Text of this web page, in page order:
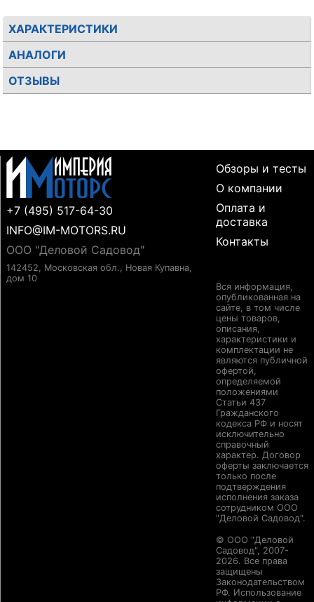
ХАРАКТЕРИСТИКИ
АНАЛОГИ
ОТЗЫВЫ
+7 (495) 517-64-30
INFO@IM-MOTORS.RU
ООО "Деловой Садовод"
142452, Московская обл., Новая Купавна,
дом 10
Обзоры и тесты
О компании
Оплата и
доставка
Контакты
Вся информация,
опубликованная на
сайте, в том числе
цены товаров,
описания,
характеристики и
комплектации не
являются публичной
офертой,
определяемой
положениями
Статьи 437
Гражданского
кодекса РФ и носят
исключительно
справочный
характер. Договор
оферты заключается
только после
подтверждения
исполнения заказа
сотрудником ООО
"Деловой Садовод".
© ООО "Деловой
Садовод", 2007-
2026. Все права
защищены
Законодательством
РФ. Использование